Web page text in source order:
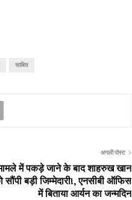
साबित
अगली पोस्ट
में पकड़े जाने के बाद शाहरुख खान
सौंपी बड़ी जिम्मेदारी!, एनसीबी ऑफिस
में बिताया आर्यन का जन्मदिन